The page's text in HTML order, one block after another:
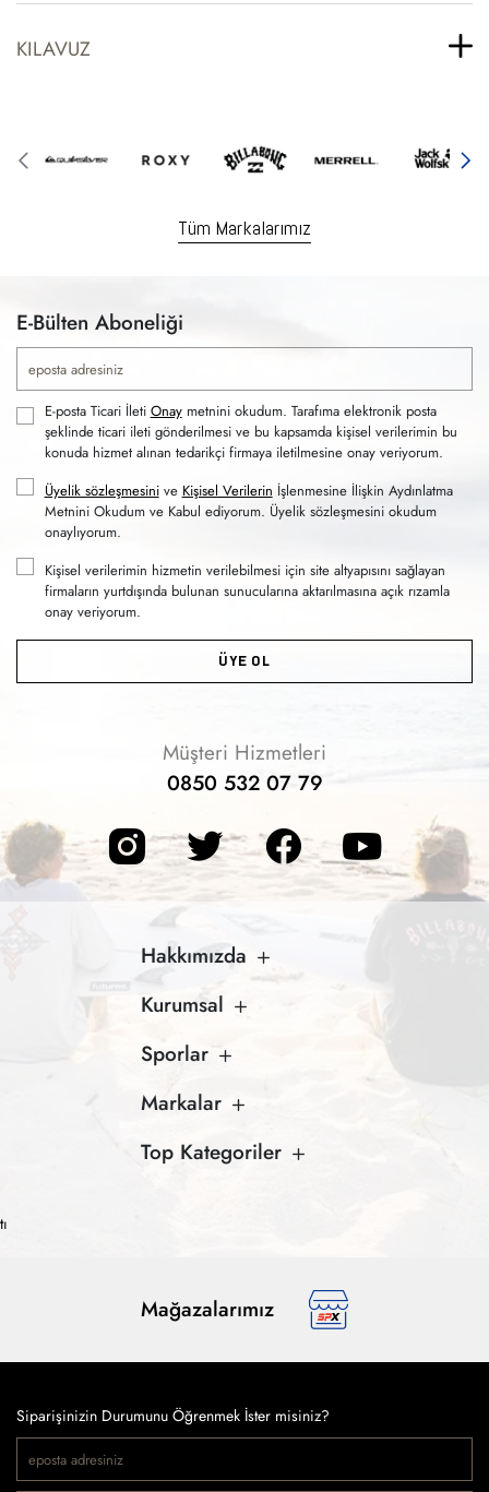
KILAVUZ
Tüm Markalarımız
E-Bülten Aboneliği
E-posta Ticari İleti Onaymetnini okudum. Tarafıma elektronik posta
şeklinde ticari ileti gönderilmesi ve bu kapsamda kişisel verilerimin bu
konuda hizmet alınan tedarikçi firmaya iletilmesine onay veriyorum.
Üyelik sözleşmesinive Kişisel Verilerin İşlenmesine İlişkin Aydınlatma
Metnini Okudum ve Kabul ediyorum. Üyelik sözleşmesini okudum
onaylıyorum.
Kişisel verilerimin hizmetin verilebilmesi için site altyapısını sağlayan
firmaların yurtdışında bulunan sunucularına aktarılmasına açık rızamla
onay veriyorum.
ÜYE OL
Müşteri Hizmetleri
0850 532 07 79
Hakkımızda
Kurumsal
Sporlar
Markalar
Top Kategoriler
Mağazalarımız
Siparişinizin Durumunu Öğrenmek İster misiniz?